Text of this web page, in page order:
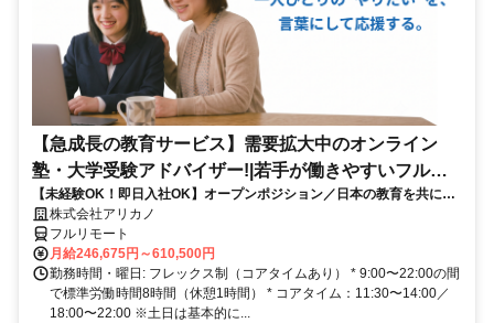
【急成長の教育サービス】需要拡大中のオンライン
塾・大学受験アドバイザー!|若手が働きやすいフルリ
モート勤務
【未経験OK！即日入社OK】オープンポジション／日本の教育を共に変
える仲間を募集します！
株式会社アリカノ
フルリモート
月給246,675円～610,500円
勤務時間・曜日: フレックス制（コアタイムあり） * 9:00〜22:00の間
で標準労働時間8時間（休憩1時間） * コアタイム：11:30〜14:00／
18:00〜22:00 ※土日は基本的に...